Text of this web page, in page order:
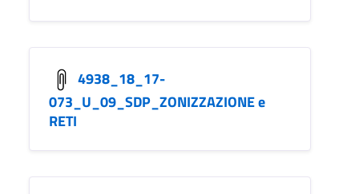
4938_18_17-
073_U_09_SDP_ZONIZZAZIONE e
RETI